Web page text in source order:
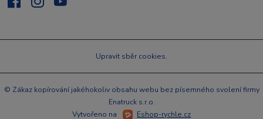
Upravit sběr cookies.
© Zákaz kopírování jakéhokoliv obsahu webu bez písemného svolení firmy
Enatruck s.r.o.
Vytvořeno na
Eshop-rychle.cz